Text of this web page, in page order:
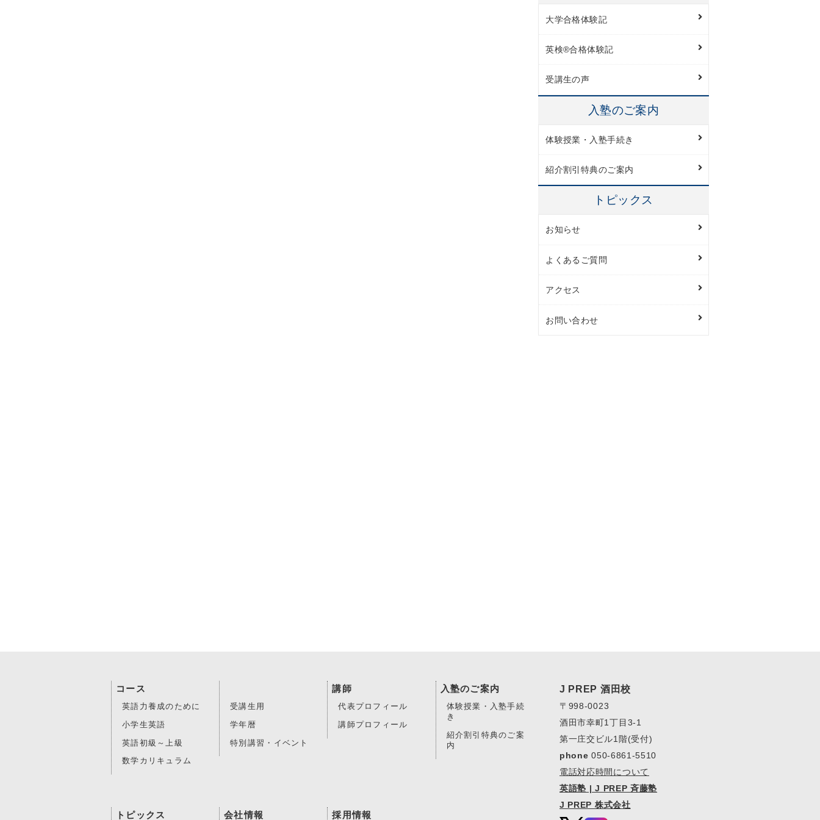
大学合格体験記
英検®︎合格体験記
受講生の声
入塾のご案内
体験授業・入塾手続き
紹介割引特典のご案内
トピックス
お知らせ
よくあるご質問
アクセス
お問い合わせ
コース
英語力養成のために
小学生英語
英語初級～上級
数学カリキュラム
受講生用
学年暦
特別講習・イベント
講師
代表プロフィール
講師プロフィール
入塾のご案内
体験授業・入塾手続
き
紹介割引特典のご案
内
J PREP 酒田校
〒998-0023
酒田市幸町1丁目3-1
第一庄交ビル1階(受付)
phone 050-6861-5510
電話対応時間について
英語塾 | J PREP 斉藤塾
J PREP 株式会社
トピックス 会社情報 採用情報